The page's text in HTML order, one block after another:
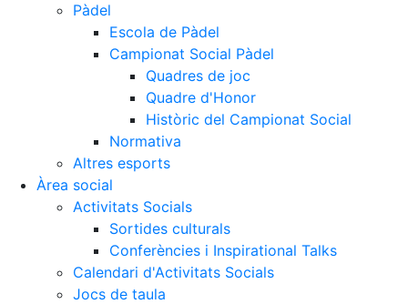
Pàdel
Escola de Pàdel
Campionat Social Pàdel
Quadres de joc
Quadre d'Honor
Històric del Campionat Social
Normativa
Altres esports
Àrea social
Activitats Socials
Sortides culturals
Conferències i Inspirational Talks
Calendari d'Activitats Socials
Jocs de taula